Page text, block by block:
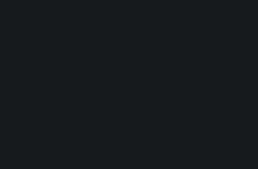
замешаны сотрудники
переходит дорогу
ничего не
отважная женщина
в надежде